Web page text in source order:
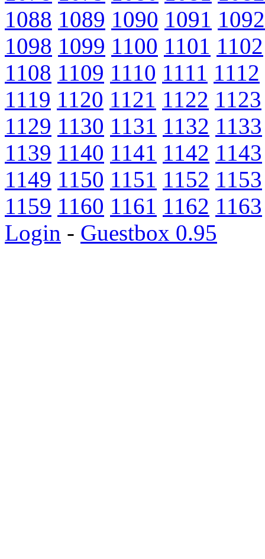
1088 1089 1090 1091 1092
1098 1099 1100 1101 1102
1108 1109 1110 1111 1112
1119 1120 1121 1122 1123
1129 1130 1131 1132 1133
1139 1140 1141 1142 1143
1149 1150 1151 1152 1153
1159 1160 1161 1162 1163
Login - Guestbox 0.95